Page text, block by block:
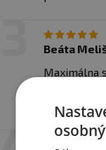
Beáta
Maximálna